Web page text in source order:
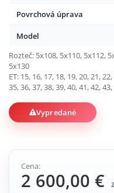
Povrchová úprava
Model
Rozteč: 5x108, 5x110, 5x112,
5x130
ET: 15, 16, 17, 18, 19, 20, 21,
35, 36, 37, 38, 39, 40, 41, 42,
Vypredané
Cena:
2 600,00 €